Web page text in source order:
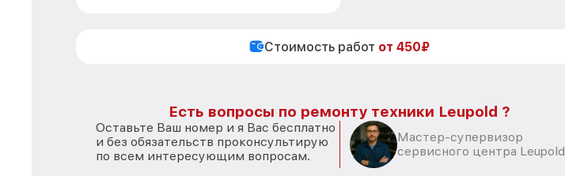
Стоимость работ от 450₽
Есть вопросы по ремонту техники Leupold ?
Оставьте Ваш номер и я Вас бесплатно
и без обязательств проконсультирую
по всем интересующим вопросам.
Мастер-супервизор
сервисного центра Leupold